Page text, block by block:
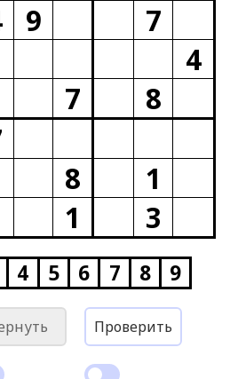
9
7
4
7
8
8
1
1
3
4 5 6 7 8 9
Проверить